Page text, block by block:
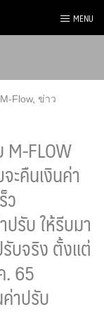
MENU
M-Flow, ข่าว
FLOW
ะคืนเงินค่า
ว
ปรับ ให้รีบมา
บจริง ตั้งแต่
65
าปรับ